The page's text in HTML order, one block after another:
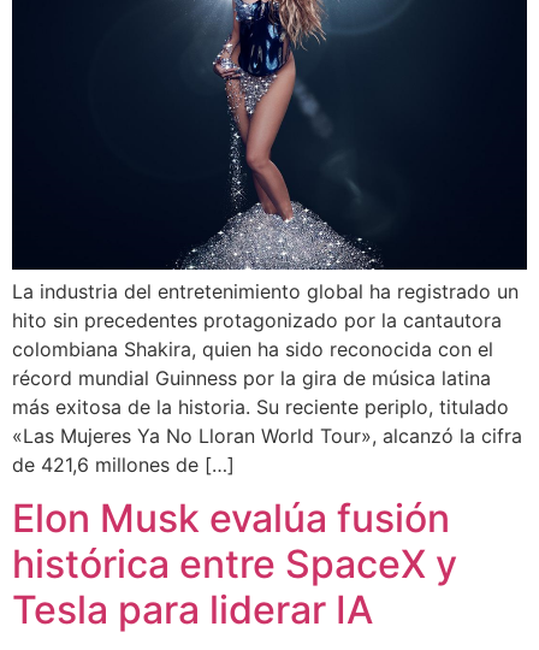
La industria del entretenimiento global ha registrado un
hito sin precedentes protagonizado por la cantautora
colombiana Shakira, quien ha sido reconocida con el
récord mundial Guinness por la gira de música latina
más exitosa de la historia. Su reciente periplo, titulado
«Las Mujeres Ya No Lloran World Tour», alcanzó la cifra
de 421,6 millones de […]
Elon Musk evalúa fusión
histórica entre SpaceX y
Tesla para liderar IA